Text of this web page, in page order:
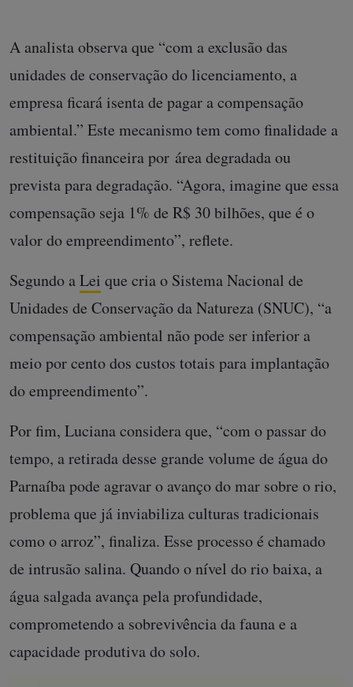
A analista observa que “com a exclusão das
unidades de conservação do licenciamento, a
empresa ficará isenta de pagar a compensação
ambiental.” Este mecanismo tem como finalidade a
restituição financeira por área degradada ou
prevista para degradação. “Agora, imagine que essa
compensação seja 1% de R$ 30 bilhões, que é o
valor do empreendimento”, reflete.
Segundo aLei que cria o Sistema Nacional de
Unidades de Conservação da Natureza (SNUC), “a
compensação ambiental não pode ser inferior a
meio por cento dos custos totais para implantação
do empreendimento”.
Por fim, Luciana considera que, “com o passar do
tempo, a retirada desse grande volume de água do
Parnaíba pode agravar o avanço do mar sobre o rio,
problema que já inviabiliza culturas tradicionais
como o arroz”, finaliza. Esse processo é chamado
de intrusão salina. Quando o nível do rio baixa, a
água salgada avança pela profundidade,
comprometendo a sobrevivência da fauna e a
capacidade produtiva do solo.